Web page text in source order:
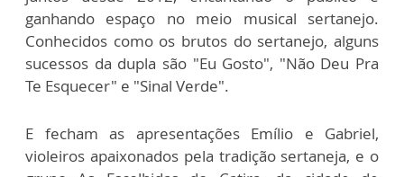
ganhando espaço no meio musical sertanejo.
Conhecidos como os brutos do sertanejo, alguns
sucessos da dupla são "Eu Gosto", "Não Deu Pra
Te Esquecer" e "Sinal Verde".
E fecham as apresentações Emílio e Gabriel,
violeiros apaixonados pela tradição sertaneja, e o